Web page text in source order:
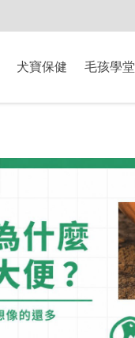
犬寶保健 毛孩學堂